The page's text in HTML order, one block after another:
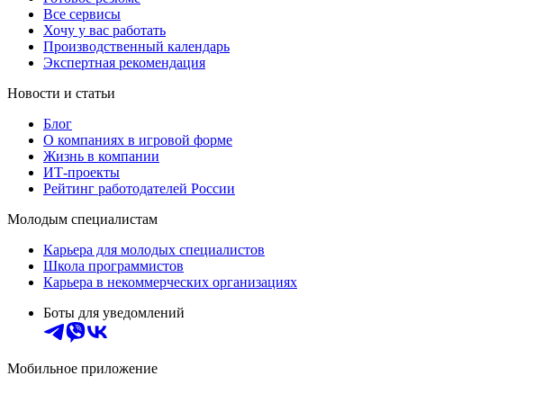
Все сервисы
Хочу у вас работать
Производственный календарь
Экспертная рекомендация
Новости и статьи
Блог
О компаниях в игровой форме
Жизнь в компании
ИТ-проекты
Рейтинг работодателей России
Молодым специалистам
Карьера для молодых специалистов
Школа программистов
Карьера в некоммерческих организациях
Боты для уведомлений
Мобильное приложение